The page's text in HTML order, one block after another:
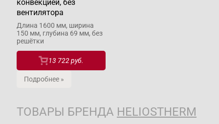
конвекцией, без
вентилятора
Длина 1600 мм, ширина
150 мм, глубина 69 мм, без
решётки
13 722 руб.
Подробнее »
ТОВАРЫ БРЕНДА HELIOSTHERM